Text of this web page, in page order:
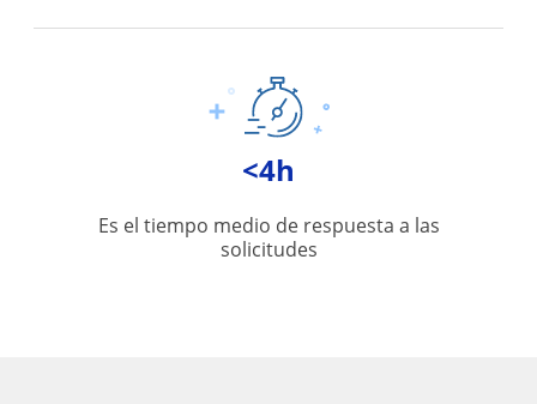
<4h
Es el tiempo medio de respuesta a las
solicitudes